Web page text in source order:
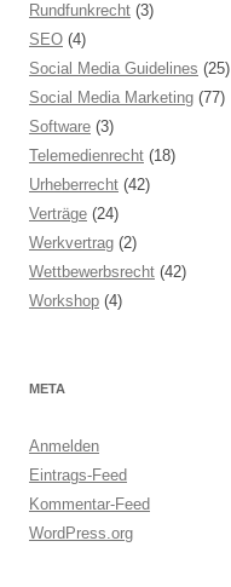
Rundfunkrecht (3)
SEO (4)
Social Media Guidelines (25)
Social Media Marketing (77)
Software (3)
Telemedienrecht (18)
Urheberrecht (42)
Verträge (24)
Werkvertrag (2)
Wettbewerbsrecht (42)
Workshop (4)
META
Anmelden
Eintrags-Feed
Kommentar-Feed
WordPress.org